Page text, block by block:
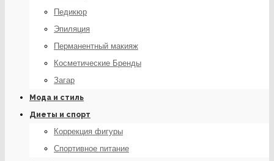
Педикюр
Эпиляция
Перманентный макияж
Косметические Бренды
Загар
Мода и стиль
Диеты и спорт
Коррекция фигуры
Спортивное питание